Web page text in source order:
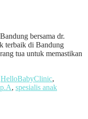
bersama dr.
terbaik di Bandung
tua untuk memastikan
HelloBabyClinic,
, spesialis anak